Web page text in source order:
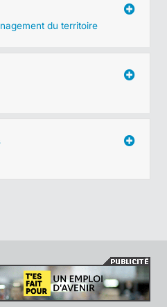
du territoire